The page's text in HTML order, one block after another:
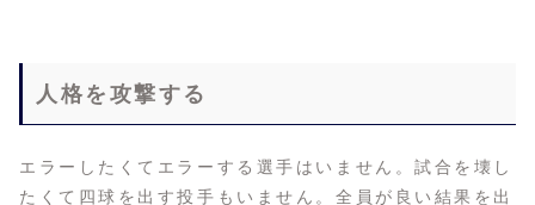
人格を攻撃する
エラーしたくてエラーする選手はいません。試合を壊し
たくて四球を出す投手もいません。全員が良い結果を出